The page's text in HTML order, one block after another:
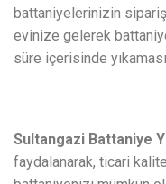
battaniyelerinizin
evinize gelerek
süre içerisinde
Sultangazi Battaniye
faydalanarak, ticari